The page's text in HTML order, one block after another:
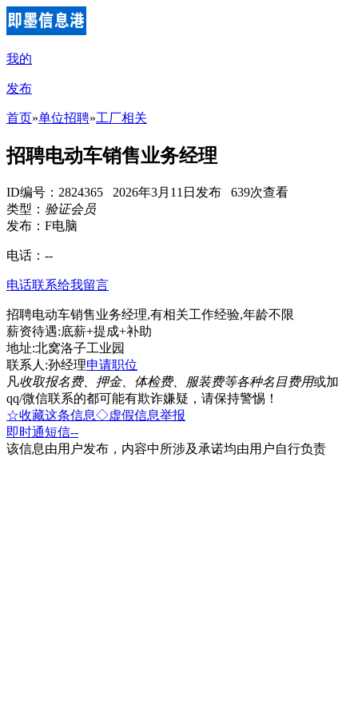
我的
发布
首页»单位招聘»工厂相关
招聘电动车销售业务经理
ID编号：2824365 2026年3月11日发布 639次查看
类型： 验证会员
发布：F电脑
电话： --
电话联系给我留言
招聘电动车销售业务经理,有相关工作经验,年龄不限
薪资待遇:底薪+提成+补助
地址:北窝洛子工业园
联系人:孙经理申请职位
凡收取报名费、押金、体检费、服装费等各种名目费用或加
qq/微信联系的都可能有欺诈嫌疑，请保持警惕！
☆收藏这条信息◇虚假信息举报
即时通短信--
该信息由用户发布，内容中所涉及承诺均由用户自行负责